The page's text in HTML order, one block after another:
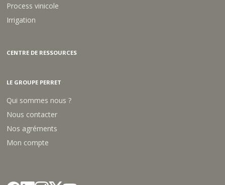
Process vinicole
Irrigation
CENTRE DE RESSOURCES
LE GROUPE PERRET
Qui sommes nous ?
Nous contacter
Nos agréments
Mon compte